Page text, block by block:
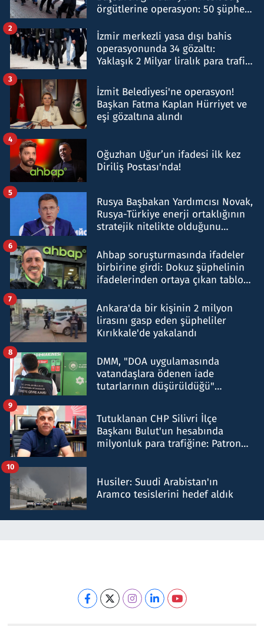
örgütlerine operasyon: 50 şüpheli
İzmir merkezli yasa dışı bahis
operasyonunda 34 gözaltı:
Yaklaşık 2 Milyar liralık para trafiği
2
İzmit Belediyesi'ne operasyon!
Başkan Fatma Kaplan Hürriyet ve
eşi gözaltına alındı
3
Oğuzhan Uğur’un ifadesi ilk kez
Diriliş Postası'nda!
4
Rusya Başbakan Yardımcısı Novak,
Rusya-Türkiye enerji ortaklığının
stratejik nitelikte olduğunu
5
Ahbap soruşturmasında ifadeler
birbirine girdi: Dokuz şüphelinin
ifadelerinden ortaya çıkan tablo
6
Ankara'da bir kişinin 2 milyon
lirasını gasp eden şüpheliler
Kırıkkale'de yakalandı
7
DMM, "DOA uygulamasında
vatandaşlara ödenen iade
tutarlarının düşürüldüğü"
8
Tutuklanan CHP Silivri İlçe
Başkanı Bulut'un hesabında
milyonluk para trafiğine: Patron
9
Husiler: Suudi Arabistan'ın
Aramco tesislerini hedef aldık
10